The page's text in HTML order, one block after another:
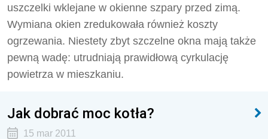
uszczelki wklejane w okienne szpary przed zimą.
Wymiana okien zredukowała również koszty
ogrzewania. Niestety zbyt szczelne okna mają także
pewną wadę: utrudniają prawidłową cyrkulację
powietrza w mieszkaniu.
Jak dobrać moc kotła?
15 mar 2011